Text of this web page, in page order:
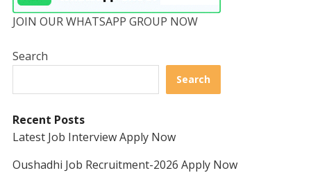
JOIN OUR WHATSAPP GROUP NOW
Search
Search
Recent Posts
Latest Job Interview Apply Now
Oushadhi Job Recruitment-2026 Apply Now